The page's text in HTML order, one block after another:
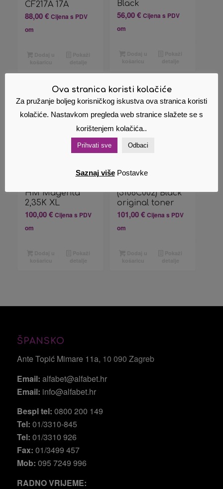
CF217A 17A
88,00€ Cijena s PDV
om
Black
56,00€ Cijena s PDV
om
HM Magenta
2,35K XL
100,00€ Cijena s PDV
om
(5106C002) Black
original toner
101,00€ Cijena s PDV
om
ŠPANSKO
Ante Topić Mimare 11a, 10 090 Zagreb
Email: alfabet@alfabet.hr
Email: info@alfabet.hr
Bespl tel: 0800 200 149
Tel: 01/3310-845
Tel: 01/3310 926
Fax: 01/3499 457
Mob: 095 7249 996
RADNO VRIJEME:
Ova stranica koristi kolačiće
Za pružanje boljeg korisničkog iskustva ova stranica koristi
kolačiće. Nastavkom pregleda web stranice slažete se s
korištenjem kolačića..
Prihvati sve Odbaci
Saznaj više Postavke